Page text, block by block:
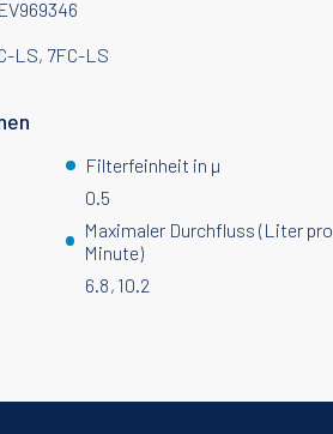
LS, 7FC-LS
Filterfeinheit in µ
0.5
Maximaler Durchfluss (Liter pro
Minute)
6.8 10.2